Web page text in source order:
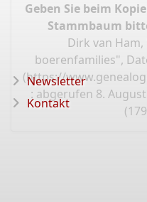
Geben Sie beim
Stammbaum
Dirk van
boerenfamilies",
(https://
: abgerufen 8.
Newsletter
Kontakt